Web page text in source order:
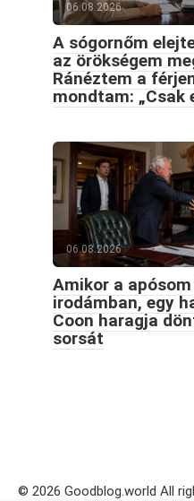
06.08.2026
A sógornőm
az örökségem
Ránéztem a
mondtam: „Csak
06.08.2026
Amikor a
irodámban, egy
Coon haragja
sorsát
© 2026 Goodblog.world All